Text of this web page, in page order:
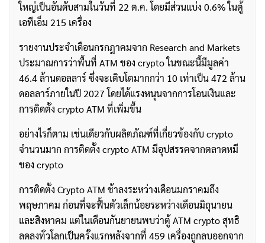
ใหญ่เป็นอันดับสามในวันที่ 22 ต.ค. โดยมีส่วนแบ่ง 0.6% ในตู้
เอทีเอ็ม 215 เครื่อง
รายงานประจำเดือนกรกฎาคมจาก Research and Markets
ประมาณการว่าพื้นที่ ATM ของ crypto ในขณะนี้มีมูลค่า
46.4 ล้านดอลลาร์ ซึ่งจะเติบโตมากกว่า 10 เท่าเป็น 472 ล้าน
ดอลลาร์ภายในปี 2027 โดยได้แรงหนุนจากการโอนเงินและ
การติดตั้ง crypto ATM ที่เพิ่มขึ้น
อย่างไรก็ตาม เช่นเดียวกับผลิตภัณฑ์ที่เกี่ยวข้องกับ crypto
จำนวนมาก การติดตั้ง crypto ATM มีอุปสรรคจากตลาดหมี
ของ crypto
การติดตั้ง Crypto ATM ช้าลงระหว่างเดือนมกราคมถึง
พฤษภาคม ก่อนที่จะฟื้นตัวเล็กน้อยระหว่างเดือนมิถุนายน
และสิงหาคม แต่ในเดือนกันยายนพบว่าตู้ ATM crypto สุทธิ
ลดลงทั่วโลกเป็นครั้งแรกหลังจากที่ 459 เครื่องถูกลบออกจาก